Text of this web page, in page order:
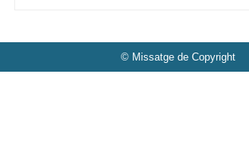
© Missatge de Copyright